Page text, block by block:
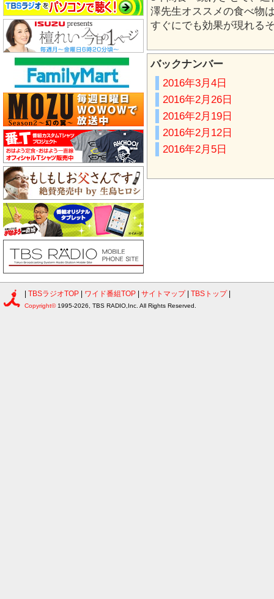
澤先生オススメの食べ物
すぐにでも効果が現れる
バックナンバー
2016年3月4日
2016年2月26日
2016年2月19日
2016年2月12日
2016年2月5日
TBSラジオTOP ワイド番組TOP サイトマップ TBSトップ|
Copyright© 1995-2026, TBS RADIO,Inc. All Rights Reserved.